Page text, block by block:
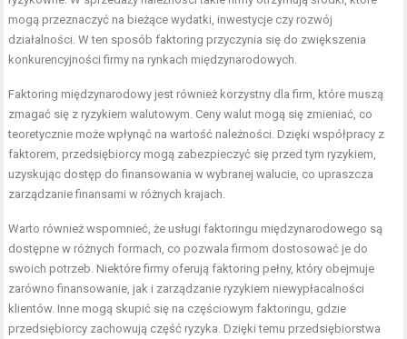
mogą przeznaczyć na bieżące wydatki, inwestycje czy rozwój
działalności. W ten sposób faktoring przyczynia się do zwiększenia
konkurencyjności firmy na rynkach międzynarodowych.
Faktoring międzynarodowy jest również korzystny dla firm, które muszą
zmagać się z ryzykiem walutowym. Ceny walut mogą się zmieniać, co
teoretycznie może wpłynąć na wartość należności. Dzięki współpracy z
faktorem, przedsiębiorcy mogą zabezpieczyć się przed tym ryzykiem,
uzyskując dostęp do finansowania w wybranej walucie, co upraszcza
zarządzanie finansami w różnych krajach.
Warto również wspomnieć, że usługi faktoringu międzynarodowego są
dostępne w różnych formach, co pozwala firmom dostosować je do
swoich potrzeb. Niektóre firmy oferują faktoring pełny, który obejmuje
zarówno finansowanie, jak i zarządzanie ryzykiem niewypłacalności
klientów. Inne mogą skupić się na częściowym faktoringu, gdzie
przedsiębiorcy zachowują część ryzyka. Dzięki temu przedsiębiorstwa